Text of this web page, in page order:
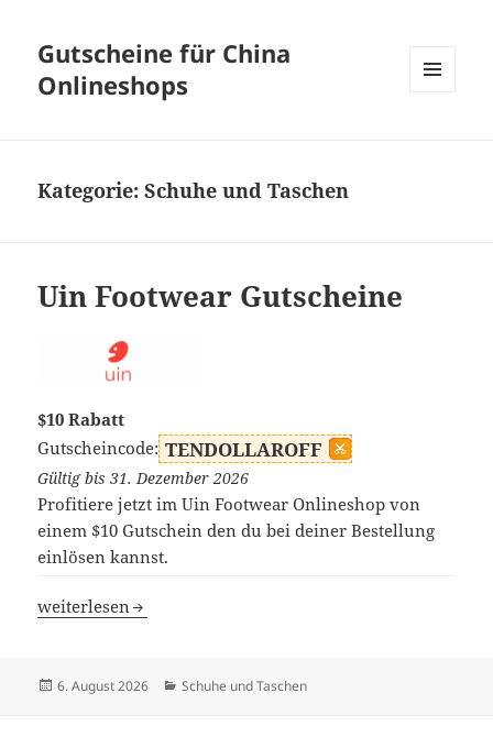
Gutscheine für China
Onlineshops
Kategorie:Schuhe und Taschen
Uin Footwear Gutscheine
$10 Rabatt
Gutscheincode: TENDOLLAROFF
Gültig bis 31. Dezember 2026
Profitiere jetzt im Uin Footwear Onlineshop von
einem $10 Gutschein den du bei deiner Bestellung
einlösen kannst.
Uin Footwear Gutscheine
weiterlesen
Veröffentlicht
6. August 2026 Kategorien
Schuhe und Taschen